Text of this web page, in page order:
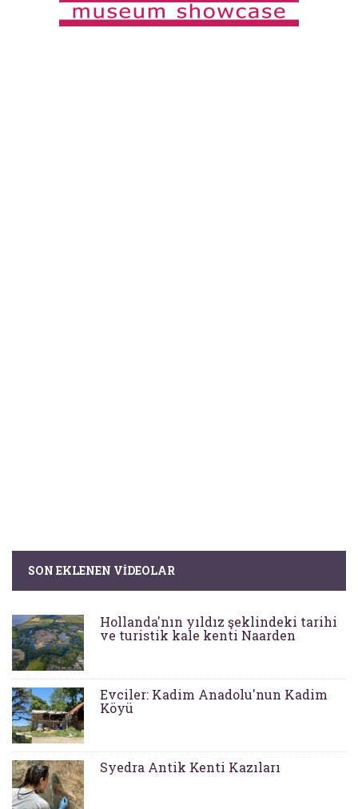
SON EKLENEN VIDEOLAR
Hollanda'nın yıldız şeklindeki tarihi
ve turistik kale kenti Naarden
Evciler: Kadim Anadolu'nun Kadim
Köyü
Syedra Antik Kenti Kazıları